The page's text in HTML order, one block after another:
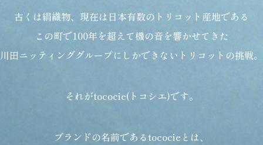
古くは絹織物、現在は日本有数のトリコット産地である
この町で100年を超えて機の音を響かせてきた
川田ニッティンググループにしかできないトリコットの挑戦。
それがtococie(トコシエ)です。
ブランドの名前であるtococieとは、